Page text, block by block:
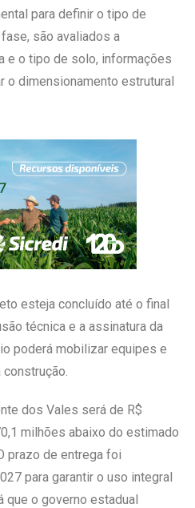
para definir o tipo de
são avaliados a
e o tipo de solo, informações
o dimensionamento estrutural
esteja concluído até o final
técnica e a assinatura da
poderá mobilizar equipes e
dos Vales será de R$
milhões abaixo do estimado
prazo de entrega foi
para garantir o uso integral
que o governo estadual